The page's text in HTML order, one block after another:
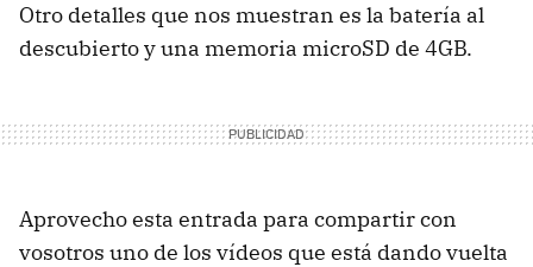
Otro detalles que nos muestran es la batería al
descubierto y una memoria microSD de 4GB.
Aprovecho esta entrada para compartir con
vosotros uno de los vídeos que está dando vuelta